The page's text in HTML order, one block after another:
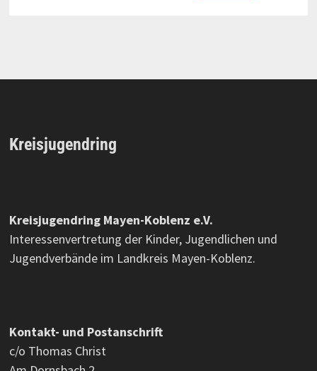
Kreisjugendring
Kreisjugendring Mayen-Koblenz e.V.
Interessenvertretung der Kinder, Jugendlichen und
Jugendverbände im Landkreis Mayen-Koblenz.
Kontakt- und Postanschrift
c/o Thomas Christ